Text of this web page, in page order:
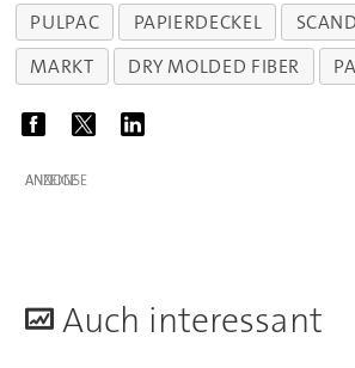
PULPAC PAPIERDECKEL
MARKT
DRY MOLDED FIBER
ANZEIGE
Auch interessant